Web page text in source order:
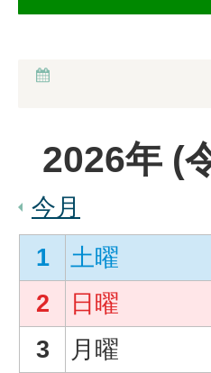
2026年 (
今月
1
土曜
2
日曜
3
月曜